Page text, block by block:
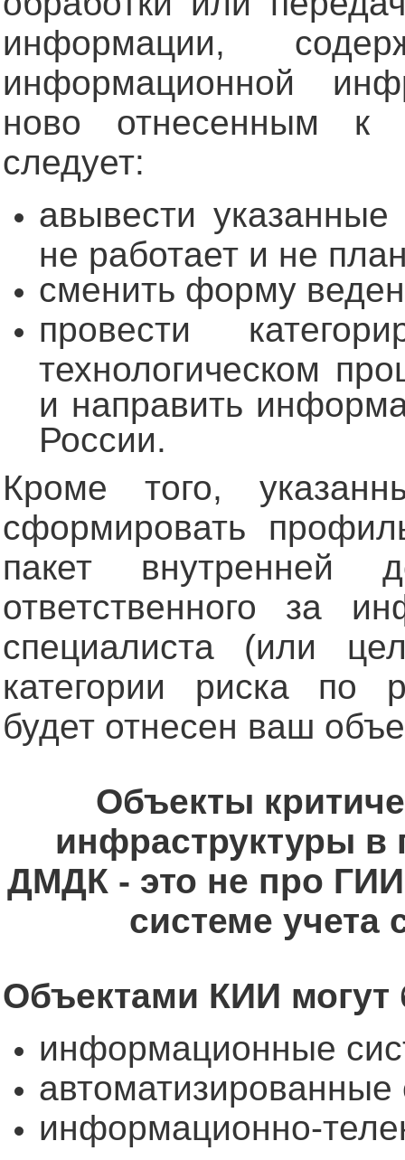
информации,
информационной
ново отнесенным к
следует:
авывести
не работает и не
сменить форму
провести
технологическом
и направить
России.
Кроме того,
сформировать
пакет внутренней
ответственного за
специалиста (или
категории риска по
будет отнесен ваш
Объекты
инфраструктуры в
ДМДК - это не про
системе учета
Объектами КИИ могут
информационные
информационно-